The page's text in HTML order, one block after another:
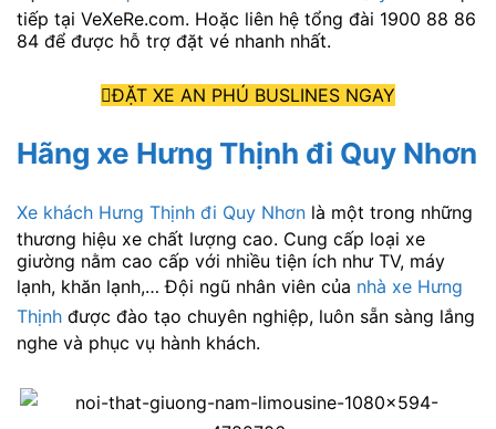
tiếp tại VeXeRe.com. Hoặc liên hệ tổng đài 1900 88 86
84 để được hỗ trợ đặt vé nhanh nhất.
ĐẶT XE AN PHÚ BUSLINES NGAY
Hãng xe Hưng Thịnh đi Quy Nhơn
Xe khách Hưng Thịnh đi Quy Nhơn là một trong những
thương hiệu xe chất lượng cao. Cung cấp loại xe
giường nằm cao cấp với nhiều tiện ích như TV, máy
lạnh, khăn lạnh,… Đội ngũ nhân viên của nhà xe Hưng
Thịnh được đào tạo chuyên nghiệp, luôn sẵn sàng lắng
nghe và phục vụ hành khách.